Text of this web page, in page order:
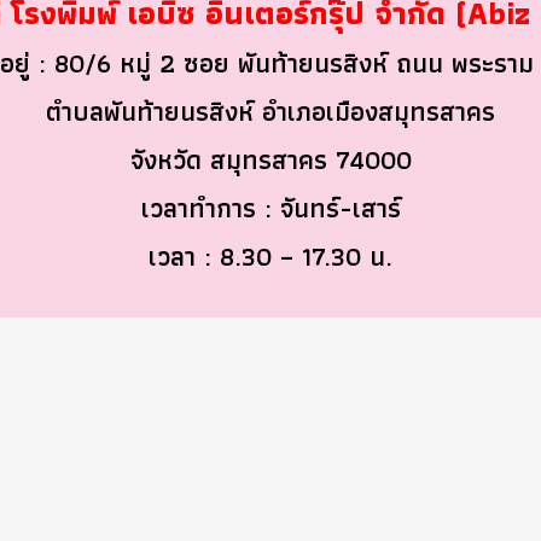
รงพิมพ์ เอบิซ อินเตอร์กรุ๊ป จำกัด
ยู่ : 80/6 หมู่ 2 ซอย พันท้ายนรสิงห์ ถนน พระรา
ตำบลพันท้ายนรสิงห์ อำเภอเมืองสมุทรสาคร
จังหวัด สมุทรสาคร 74000
เวลาทำการ : จันทร์-เสาร์
เวลา : 8.30 – 17.30 น.